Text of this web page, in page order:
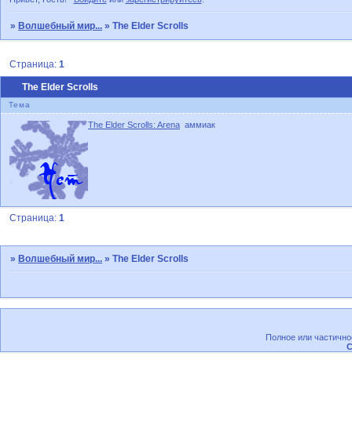
» Волшебный мир... »The Elder Scrolls
The Elder Scrolls
Страница:1
Тема
The Elder Scrolls: Arena аммиак
Страница:1
» Волшебный мир... »The Elder Scrolls
Полное или